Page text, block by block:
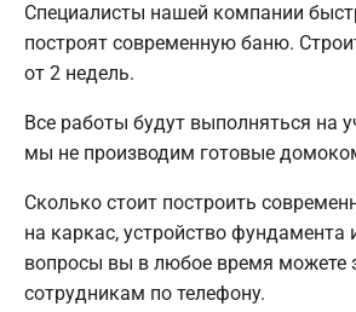
Специалисты нашей компании
построят современную баню.
от 2 недель.
Все работы будут выполняться на
мы не производим готовые
Сколько стоит построить
на каркас, устройство
вопросы вы в любое время можете
сотрудникам по телефону.